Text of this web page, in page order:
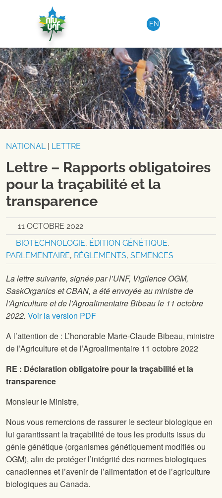
Aller au contenu
EN
NATIONAL| LETTRE
Lettre – Rapports obligatoires
pour la traçabilité et la
transparence
11 OCTOBRE 2022
BIOTECHNOLOGIE, ÉDITION GÉNÉTIQUE,
PARLEMENTAIRE, RÈGLEMENTS, SEMENCES
La lettre suivante, signée par l’UNF, Vigilence OGM,
SaskOrganics et CBAN, a été envoyée au ministre de
l’Agriculture et de l’Agroalimentaire Bibeau le 11 octobre
2022. Voir la version PDF
A l’attention de : L’honorable Marie-Claude Bibeau, ministre
de l’Agriculture et de l’Agroalimentaire 11 octobre 2022
RE : Déclaration obligatoire pour la traçabilité et la
transparence
Monsieur le Ministre,
Nous vous remercions de rassurer le secteur biologique en
lui garantissant la traçabilité de tous les produits issus du
génie génétique (organismes génétiquement modifiés ou
OGM), afin de protéger l’intégrité des normes biologiques
canadiennes et l’avenir de l’alimentation et de l’agriculture
biologiques au Canada.